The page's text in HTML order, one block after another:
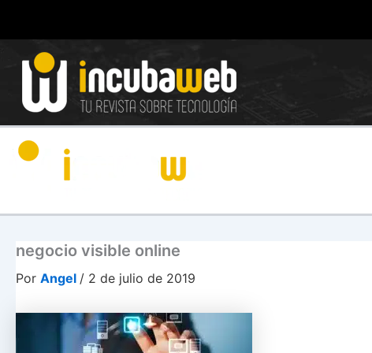
contenido
negocio visible online
Por Angel / 2 de julio de 2019